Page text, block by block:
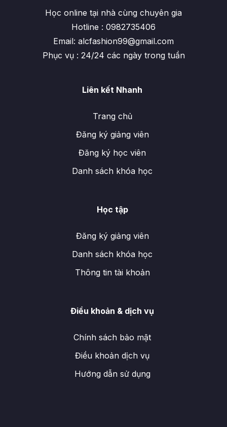
Học online tại nhà cùng chuyên gia
Hotline : 0982735406
Email: alcfashion99@gmail.com
Phục vụ : 24/24 các ngày trong tuần
Liên kết Nhanh
Trang chủ
Đăng ký giảng viên
Đăng ký học viên
Danh sách khóa học
Học tập
Đăng ký giảng viên
Danh sách khóa học
Thông tin tài khoản
Điều khoản & dịch vụ
Chính sách bảo mật
Điều khoản dịch vụ
Hướng dẫn sử dụng